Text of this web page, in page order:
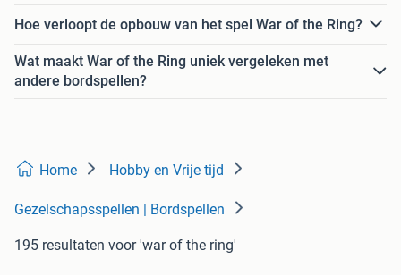
Hoe verloopt de opbouw van het spel War of the Ring?
Wat maakt War of the Ring uniek vergeleken met
andere bordspellen?
Home Hobby en Vrije tijd
Gezelschapsspellen | Bordspellen
195 resultaten voor 'war of the ring'